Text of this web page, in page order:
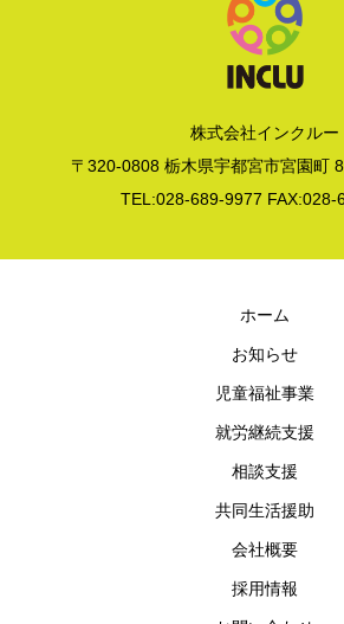
株式会社インクルー
〒320-0808 栃木県宇都宮市宮園町
TEL:028-689-9977 FAX:028-
ホーム
お知らせ
児童福祉事業
就労継続支援
相談支援
共同生活援助
会社概要
採用情報